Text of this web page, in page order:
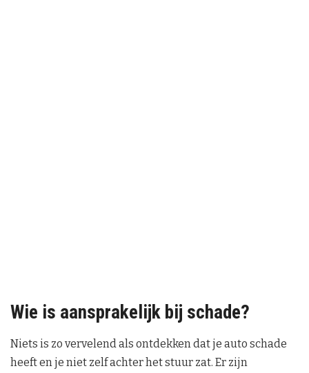
Wie is aansprakelijk bij schade?
Niets is zo vervelend als ontdekken dat je auto schade
heeft en je niet zelf achter het stuur zat. Er zijn